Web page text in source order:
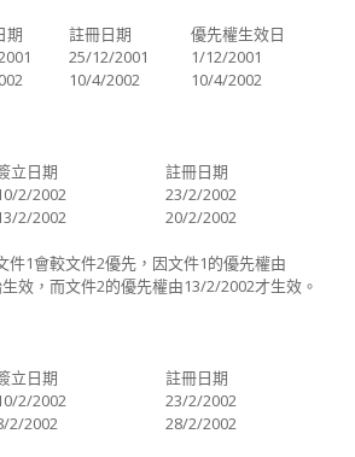
期 註冊日期
優先權生效日
25/12/2001
1/12/2001
10/4/2002 10/4/2002
立日期
註冊日期
2/2002
23/2/2002
2/2002 20/2/2002
件1會較文件2優先，因文件1的優先權由
效，而文件2的優先權由13/2/2002才生效。
立日期
註冊日期
2/2002
23/2/2002
2/2002 28/2/2002